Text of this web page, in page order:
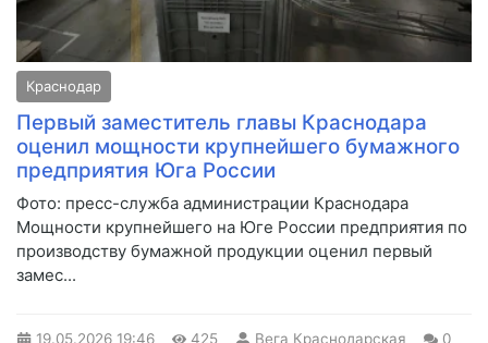
Краснодар
Первый заместитель главы Краснодара
оценил мощности крупнейшего бумажного
предприятия Юга России
Фото: пресс-служба администрации Краснодара
Мощности крупнейшего на Юге России предприятия по
производству бумажной продукции оценил первый
замес...
19.05.2026 19:46 425 Вега Краснодарская 0